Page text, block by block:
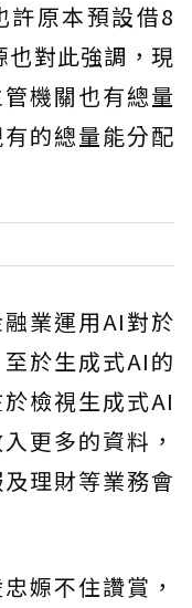
許原本預設借8
也對此強調，現
機關也有總量
的總量能分配
業運用AI對於
於生成式AI的
檢視生成式AI
更多的資料，
理財等業務會
嫄不住讚賞，